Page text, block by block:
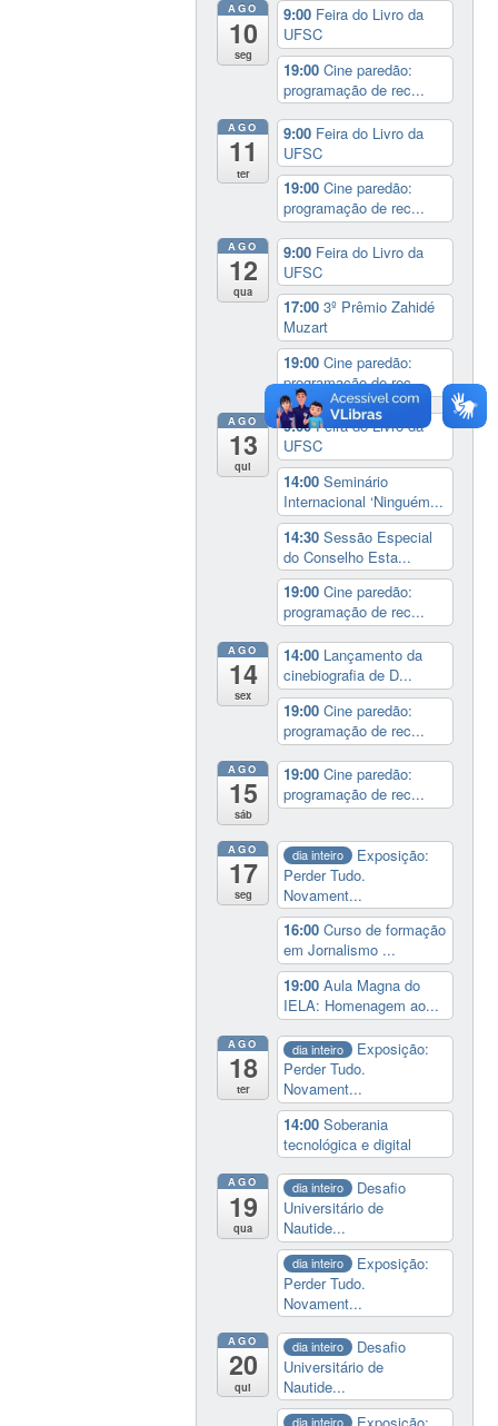
AGO
10
seg
9:00 Feira do Livro da
UFSC
19:00Cine paredão:
programação de rec...
AGO
11
ter
9:00 Feira do Livro da
UFSC
19:00Cine paredão:
programação de rec...
AGO
12
qua
9:00 Feira do Livro da
UFSC
17:003º Prêmio Zahidé
Muzart
19:00Cine paredão:
programação de rec...
AGO
13
qui
9:00Feira do Livro da
UFSC
14:00Seminário
Internacional ‘Ninguém...
14:30Sessão Especial
do Conselho Esta...
19:00Cine paredão:
programação de rec...
AGO
14
sex
14:00 Lançamento da
cinebiografia de D...
19:00Cine paredão:
programação de rec...
AGO
15
sáb
19:00Cine paredão:
programação de rec...
AGO
17
seg
dia inteiro
Exposição:
Perder Tudo.
Novament...
16:00Curso de formação
em Jornalismo ...
19:00Aula Magna do
IELA: Homenagem ao...
AGO
18
ter
dia inteiro
Exposição:
Perder Tudo.
Novament...
14:00Soberania
tecnológica e digital
AGO
19
qua
dia inteiro
Desafio
Universitário de
Nautide...
dia inteiro
Exposição:
Perder Tudo.
Novament...
AGO
20
qui
dia inteiro
Desafio
Universitário de
Nautide...
dia inteiro
Exposição: